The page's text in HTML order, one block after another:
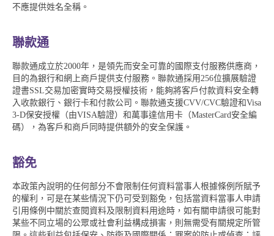
不應提供姓名全稱。
聯款通
聯款通成立於2000年，是領先而安全可靠的國際支付服務供應商，
目的為銀行和網上商戶提供支付服務。聯款通採用256位擴展驗證
證書SSL交易加密實時交易授權技術，能夠將客戶付款資料安全轉
入收款銀行、銀行卡和付款公司。聯款通支援CVV/CVC驗證和Visa
3-D保安授權（由VISA驗證）和萬事達信用卡（MasterCard安全編
碼），為客戶和商戶同時提供額外的安全保護。
豁免
本政策內說明的任何部分不會限制任何資料當事人根據條例所賦予
的權利，可是在某些情況下仍可受到豁免，包括當資料當事人申請
引用條例中關於查閱資料及限制資料用途時，如有關申請很可能對
某些不同立場的公眾或社會利益構成損害，則無需受有關規定所管